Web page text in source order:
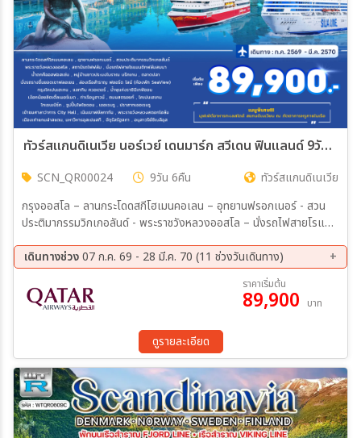
ทัวร์สแกนดิเนเวีย นอร์เวย์ เดนมาร์ก สวีเดน ฟินแลนด์ 9วัน 6คืน (QR)
SCN_QR00024 9วัน 6คืน
ทัวร์สแกนดิเนเวีย
กรุงออสโล – ลานกระโดดสกีโฮเมนคอเลน – อุทยานฟรอกเนอร์ - สวน
ประติมากรรมวิกเกอลันด์ - พระราชวังหลวงออสโล – นั่งรถไฟสายโรแมน
– นั่งรถรางขึ้นยอดเขาฟลอเยน - ล่องเรือสำราญ ฟยอร์ด ไลน์ (ห้องพัก
Sea View)
เดินทางช่วง07 ก.ค. 69 - 28 มี.ค. 70 (11 ช่วงวันเดินทาง)
19 ก.ย. 69 - 27 ก.ย. 69
10 ต.ค. 69 - 18 ต.ค. 69
20 ต.ค. 69 - 28 ต.ค. 69
17 พ.ย. 69 - 25 พ.ย. 69
05 ธ.ค. 69 - 13 ธ.ค. 69
19 ม.ค. 70 - 27 ม.ค. 70
13 มี.ค 70 - 21 มี.ค 70
20 มี.ค 70 - 28 มี.ค 70
ราคาเริ่มต้น
89,900 บาท
ดูรายละเอียด